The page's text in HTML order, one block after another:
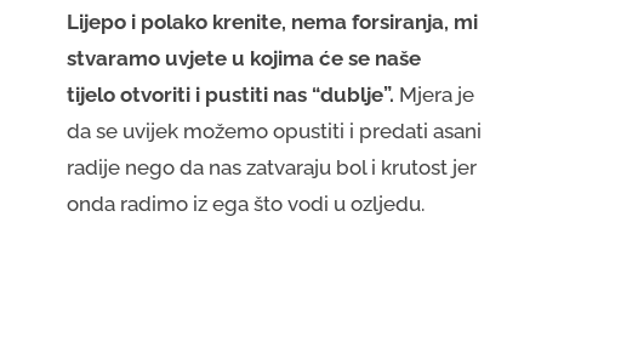
Lijepo i polako krenite, nema forsiranja, mi
stvaramo uvjete u kojima će se naše
tijelo otvoriti i pustiti nas “dublje”. Mjera je
da se uvijek možemo opustiti i predati asani
radije nego da nas zatvaraju bol i krutost jer
onda radimo iz ega što vodi u ozljedu.